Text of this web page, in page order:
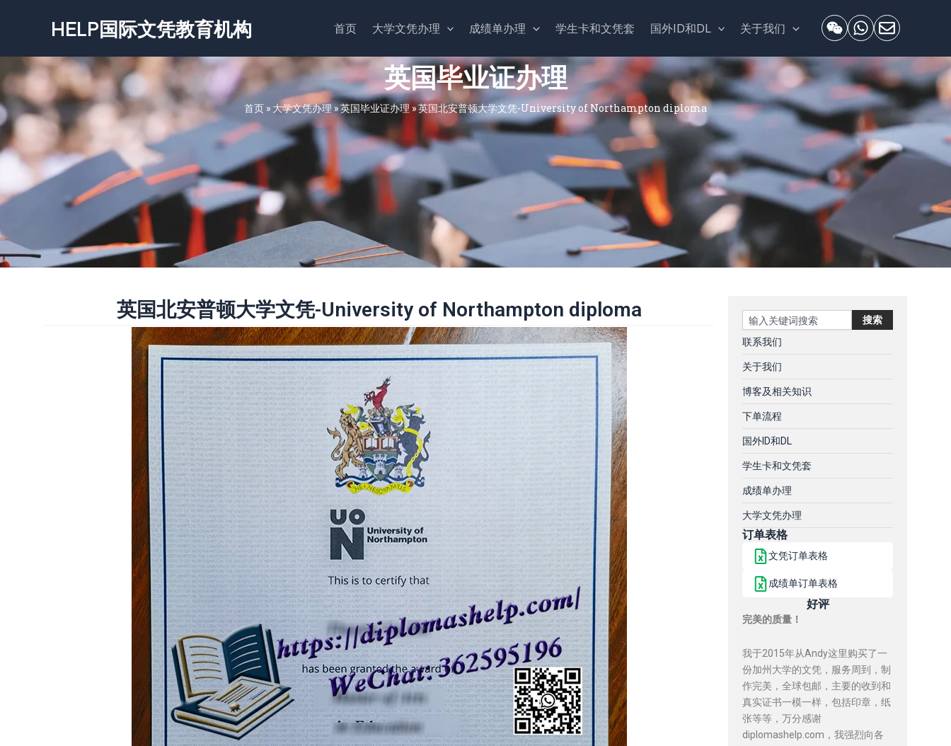
容
HELP国际文凭教育机构 首页 大学文凭办理 成绩单办理 学生卡和文凭套 国外ID和DL 关于我们
英国毕业证办理
首页 » 大学文凭办理 »英国毕业证办理»英国北安普顿大学文凭-University of Northampton diploma
英国北安普顿大学文凭-University of Northampton diploma Search 搜索
联系我们
关于我们
博客及相关知识
下单流程
国外ID和DL
学生卡和文凭套
成绩单办理
大学文凭办理
订单表格
文凭订单表格
成绩单订单表格
好评
完美的质量！
我于2015年从Andy这里购买了一
份加州大学的文凭，服务周到，制
作完美，全球包邮，主要的收到和
真实证书一模一样，包括印章，纸
张等等，万分感谢
diplomashelp.com，我强烈向各